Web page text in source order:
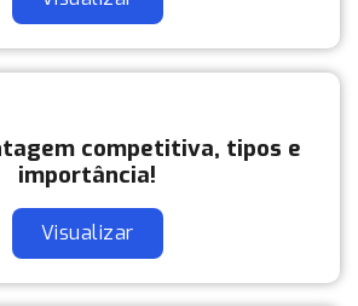
competitiva, tipos e
importância!
Visualizar